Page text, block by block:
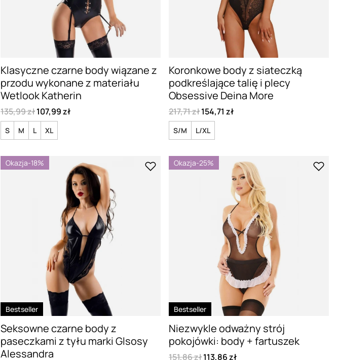
Klasyczne czarne body wiązane z
przodu wykonane z materiału
Wetlook Katherin
135,99 zł107,99 zł
S M L XL
Koronkowe body z siateczką
podkreślające talię i plecy
Obsessive Deina More
217,71 zł154,71 zł
S/M L/XL
Okazja-18%
Bestseller
Seksowne czarne body z
paseczkami z tyłu marki Glsosy
Alessandra
Okazja-25%
Bestseller
Niezwykle odważny strój
pokojówki: body + fartuszek
151,86 zł113,86 zł